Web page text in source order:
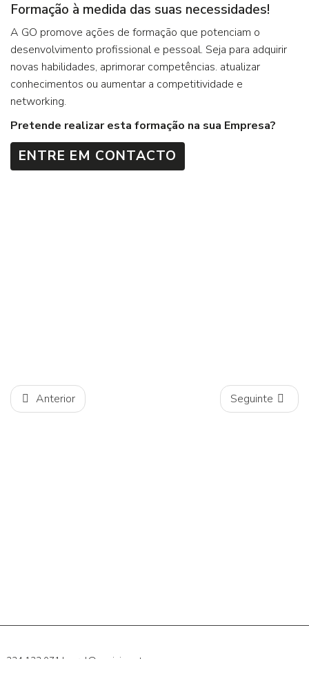
Formação à medida das suas necessidades!
A GO promove ações de formação que potenciam o
desenvolvimento profissional e pessoal. Seja para adquirir
novas habilidades, aprimorar competências. atualizar
conhecimentos ou aumentar a competitividade e
networking.
Pretende realizar esta formação na sua Empresa?
ENTRE EM CONTACTO
Anterior Seguinte
234 133 071 | geral@govision.pt